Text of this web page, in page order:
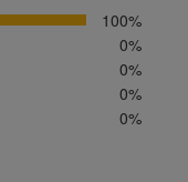
100%
0%
0%
0%
0%